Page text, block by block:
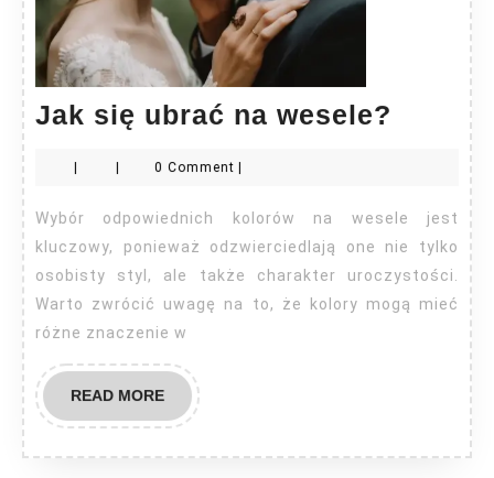
Jak się ubrać na wesele?
ubrać
na
0 Comment
Wybór odpowiednich kolorów na wesele jest
kluczowy, ponieważ odzwierciedlają one nie tylko
osobisty styl, ale także charakter uroczystości.
Warto zwrócić uwagę na to, że kolory mogą mieć
różne znaczenie w
READ MOREREAD
MORE